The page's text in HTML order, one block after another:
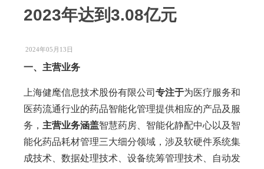
2023年达到3.08亿元
2024年05月13日
一、主营业务
上海健麾信息技术股份有限公司 专注于为医疗服务和
医药流通行业的药品智能化管理提供相应的产品及服
务， 主营业务涵盖智慧药房、智能化静配中心以及智
能化药品耗材管理三大细分领域，涉及软硬件系统集
成技术、数据处理技术、设备统筹管理技术、自动发